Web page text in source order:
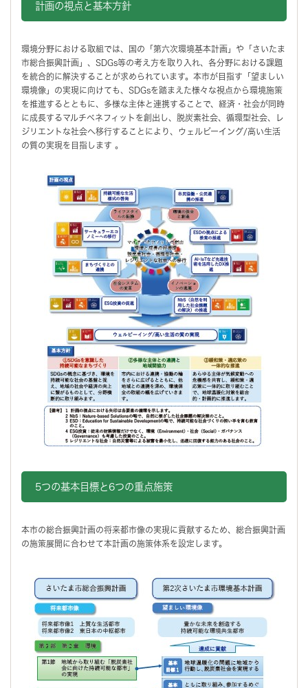
計画の視点と基本方針
環境分野における取組では、国の「第六次環境基本計画」や「さいたま
市総合振興計画」、SDGs等の考え方を取り入れ、各分野における課題
を統合的に解決することが求められています。本市が目指す「望ましい
環境像」の実現に向けても、SDGsを踏まえた様々な視点から環境施策
を推進するとともに、多様な主体と連携することで、経済・社会が同時
に成長するマルチベネフィットを創出し、脱炭素社会、循環型社会、レ
ジリエントな社会へ移行することにより、ウェルビーイング/高い生活
の質の実現を目指します 。
5つの基本目標と6つの重点施策
本市の総合振興計画の将来都市像の実現に貢献するため、総合振興計画
の施策展開に合わせて本計画の施策体系を設定します。